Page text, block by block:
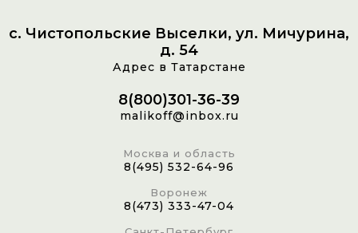
с. Чистопольские Выселки, ул. Мичурина,
д. 54
Адрес в Татарстане
8(800)301-36-39
malikoff@inbox.ru
Москва и область
8(495) 532-64-96
Воронеж
8(473) 333-47-04